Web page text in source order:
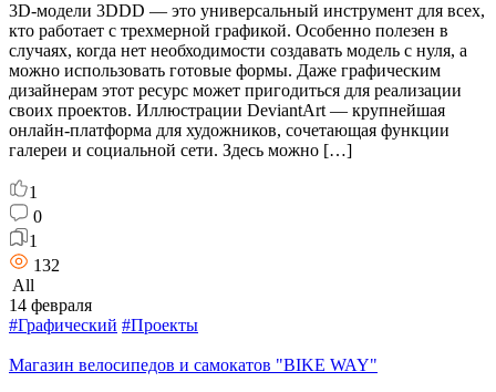
3D-модели 3DDD — это универсальный инструмент для всех,
кто работает с трехмерной графикой. Особенно полезен в
случаях, когда нет необходимости создавать модель с нуля, а
можно использовать готовые формы. Даже графическим
дизайнерам этот ресурс может пригодиться для реализации
своих проектов. Иллюстрации DeviantArt — крупнейшая
онлайн-платформа для художников, сочетающая функции
галереи и социальной сети. Здесь можно […]
1
0
1
132
All
14 февраля
#Графический #Проекты
Магазин велосипедов и самокатов "BIKE WAY"